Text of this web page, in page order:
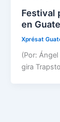
Festival
en
Xprésat
(Por:
gira